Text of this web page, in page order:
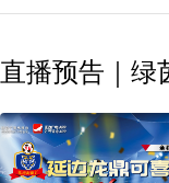
直播预告｜绿